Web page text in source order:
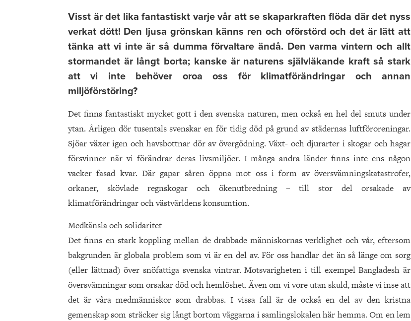
Visst är det lika fantastiskt varje vår att se skaparkraften flöda där det nyss
verkat dött! Den ljusa grönskan känns ren och oförstörd och det är lätt att
tänka att vi inte är så dumma förvaltare ändå. Den varma vintern och allt
stormandet är långt borta; kanske är naturens självläkande kraft så stark
att vi inte behöver oroa oss för klimatförändringar och annan
miljöförstöring?
Det finns fantastiskt mycket gott i den svenska naturen, men också en hel del smuts under
ytan. Årligen dör tusentals svenskar en för tidig död på grund av städernas luftföroreningar.
Sjöar växer igen och havsbottnar dör av övergödning. Växt- och djurarter i skogar och hagar
försvinner när vi förändrar deras livsmiljöer. I många andra länder finns inte ens någon
vacker fasad kvar. Där gapar såren öppna mot oss i form av översvämningskatastrofer,
orkaner, skövlade regnskogar och ökenutbredning – till stor del orsakade av
klimatförändringar och västvärldens konsumtion.
Medkänsla och solidaritet
Det finns en stark koppling mellan de drabbade människornas verklighet och vår, eftersom
bakgrunden är globala problem som vi är en del av. För oss handlar det än så länge om sorg
(eller lättnad) över snöfattiga svenska vintrar. Motsvarigheten i till exempel Bangladesh är
översvämningar som orsakar död och hemlöshet. Även om vi vore utan skuld, måste vi inse att
det är våra medmänniskor som drabbas. I vissa fall är de också en del av den kristna
gemenskap som sträcker sig långt bortom väggarna i samlingslokalen här hemma. Om en lem